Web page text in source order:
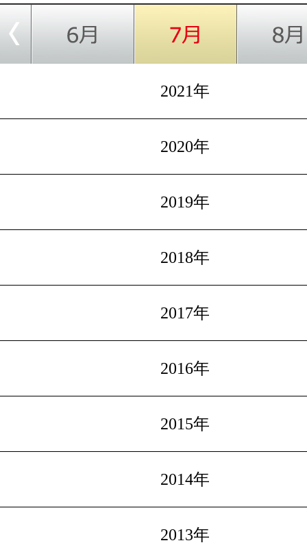
2021年
2020年
2019年
2018年
2017年
2016年
2015年
2014年
2013年